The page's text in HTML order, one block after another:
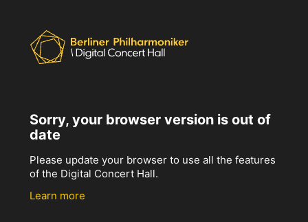
Sorry, your browser version is out of
date
Please update your browser to use all the features
of the Digital Concert Hall.
Learn more